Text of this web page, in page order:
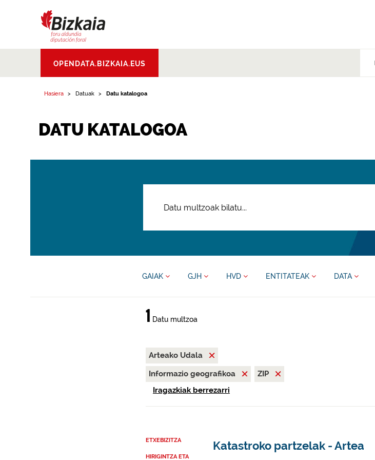
Aldundia.Diputacion
Foral de Bizkaia
OPENDATA.BIZKAIA.EUS
Hasiera Datuak Datu katalogoa
DATU KATALOGOA
GAIAK GJH HVD ENTITATEAK DATA
1 Datu multzoa
Arteako Udala
Informazio geografikoa
ZIP
Iragazkiak berrezarri
ETXEBIZITZA
HIRIGINTZA ETA
Katastroko partzelak - Artea